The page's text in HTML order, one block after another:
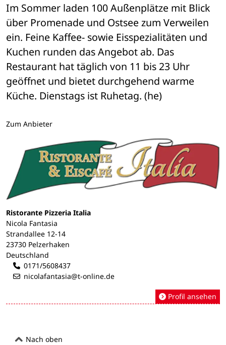
Im Sommer laden 100 Außenplätze mit Blick
über Promenade und Ostsee zum Verweilen
ein. Feine Kaffee- sowie Eisspezialitäten und
Kuchen runden das Angebot ab. Das
Restaurant hat täglich von 11 bis 23 Uhr
geöffnet und bietet durchgehend warme
Küche. Dienstags ist Ruhetag. (he)
Zum Anbieter
Ristorante Pizzeria Italia
Nicola Fantasia
Strandallee 12-14
23730 Pelzerhaken
Deutschland
0171/5608437
nicolafantasia@t-online.de
Profil ansehen
Nach oben